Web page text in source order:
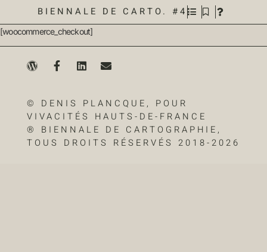
BIENNALE DE CARTO. #4
[woocommerce_checkout]
© DENIS PLANCQUE, POUR
VIVACITÉS HAUTS-DE-FRANCE
® BIENNALE DE CARTOGRAPHIE,
TOUS DROITS RÉSERVÉS 2018-2026